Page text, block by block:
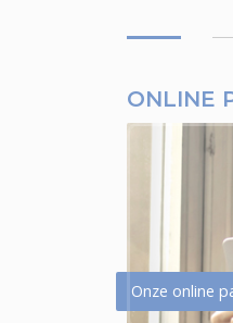
ONLINE
Onze online